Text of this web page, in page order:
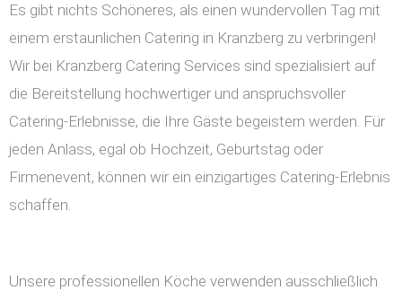
Es gibt nichts Schöneres, als einen wundervollen Tag mit
einem erstaunlichen Catering in Kranzberg zu verbringen!
Wir bei Kranzberg Catering Services sind spezialisiert auf
die Bereitstellung hochwertiger und anspruchsvoller
Catering-Erlebnisse, die Ihre Gäste begeistern werden. Für
jeden Anlass, egal ob Hochzeit, Geburtstag oder
Firmenevent, können wir ein einzigartiges Catering-Erlebnis
schaffen.
Unsere professionellen Köche verwenden ausschließlich